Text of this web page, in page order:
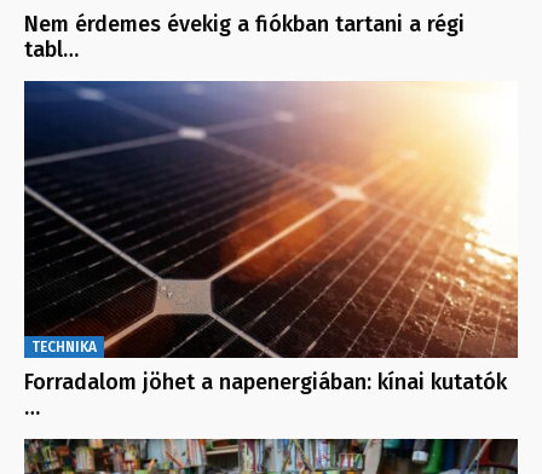
Nem érdemes évekig a fiókban tartani a régi
tabl…
TECHNIKA
Forradalom jöhet a napenergiában: kínai kutatók
…